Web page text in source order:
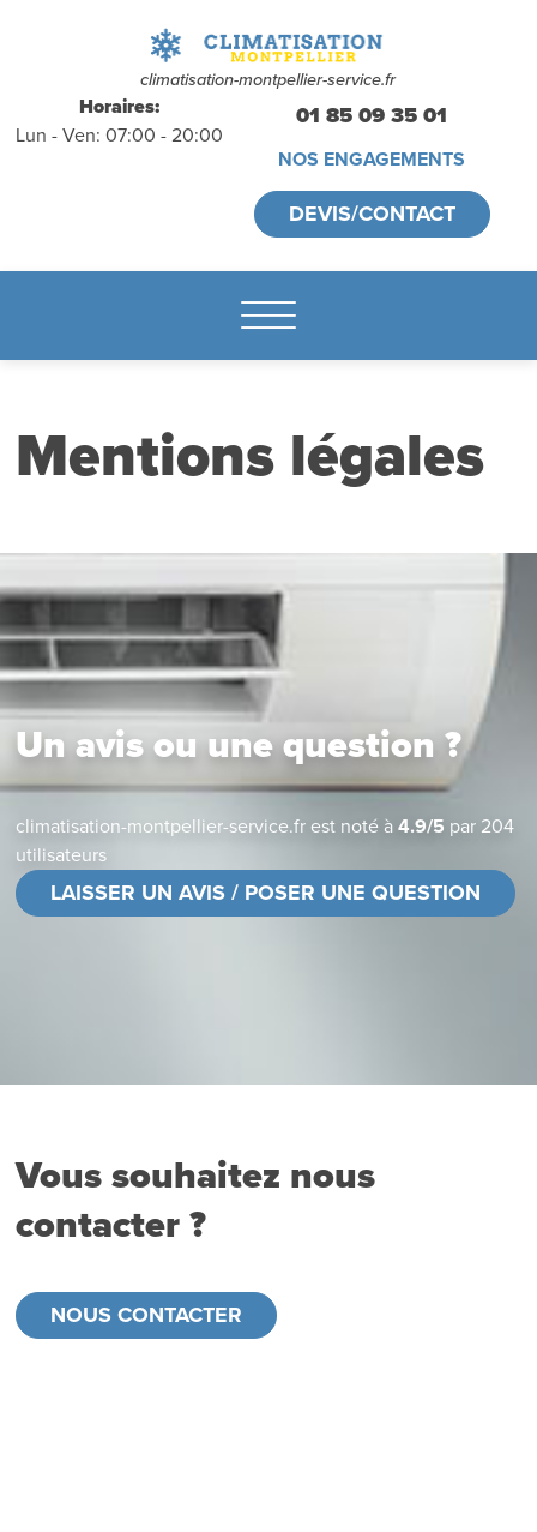
climatisation-montpellier-service.fr
Horaires:
Lun - Ven: 07:00 - 20:00
01 85 09 35 01
NOS ENGAGEMENTS
DEVIS/CONTACT
déplacements
gratuitssans
engagement
appelez-nous :
01.85.09.35.01
Mentions légales
Un avis ou une question ?
climatisation-montpellier-service.fr est noté à4.9/5 par 204
utilisateurs
LAISSER UN AVIS / POSER UNE QUESTION
Vous souhaitez nous
contacter ?
NOUS CONTACTER